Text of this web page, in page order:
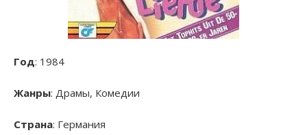
Год: 1984
Жанры: Драмы, Комедии
Страна: Германия